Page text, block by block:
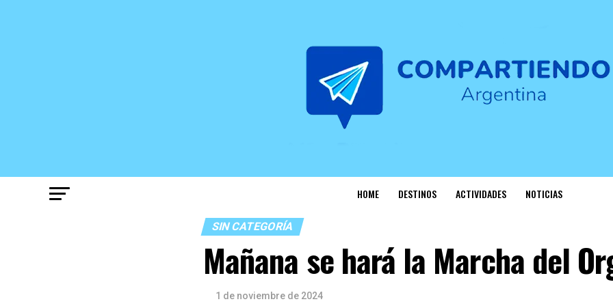
HOME DESTINOS ACTIVIDADES NOTICIAS
SIN CATEGORÍA
Mañana se hará la Marcha del
1 de noviembre de 2024